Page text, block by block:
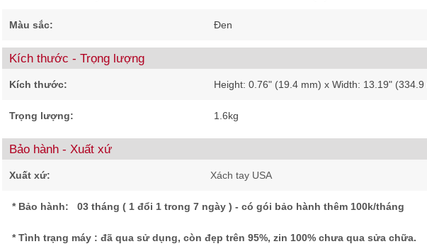
Màu sắc: Đen
Kích thước - Trọng lượng
Kích thước: Height: 0.76" (19.4 mm) x Width: 13.19"
Trọng lượng: 1.6kg
Bảo hành - Xuất xứ
Xuất xứ: Xách tay USA
* Bảo hành: 03 tháng ( 1 đổi 1 trong 7 ngày ) - có gói bảo hành thêm 100k/tháng
* Tình trạng máy : đã qua sử dụng, còn đẹp trên 95%, zin 100%